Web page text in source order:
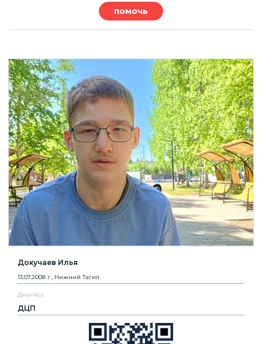
помочь
Докучаев Илья
13.07.2008 г., Нижний Тагил
Диагноз
ДЦП